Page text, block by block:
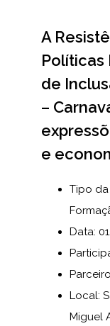
A
Políticas
de
–
e
Tipo
Data: 01
Local:
Miguel